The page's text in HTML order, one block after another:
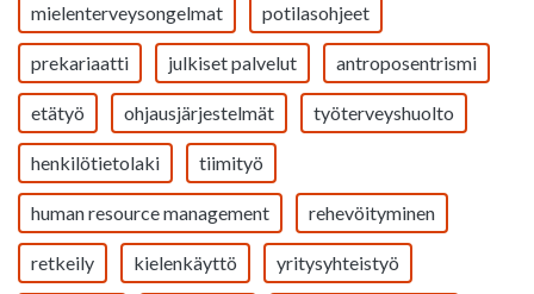
mielenterveysongelmat potilasohjeet
prekariaatti julkiset palvelut antroposentrismi
etätyö ohjausjärjestelmät työterveyshuolto
henkilötietolaki tiimityö
human resource management rehevöityminen
retkeily kielenkäyttö yritysyhteistyö